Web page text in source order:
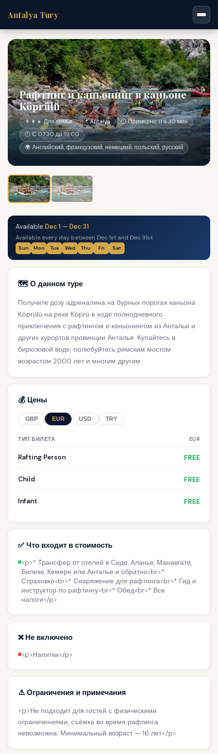
Antalya Tury
Рафтинг и каньонинг в каньоне
Köprülü
👨‍👩‍👧 Для семьи 📍 Antalya
⏱ Примерно 11 ч 30 мин
🕐 С 07:30 до 19:00
🌍 Английский, французский, немецкий, польский, русский
Available Dec 1 — Dec 31
Available every day between Dec 1st and Dec 31st
Sun Mon Tue Wed Thu Fri Sat
🗺️ О данном туре
Получите дозу адреналина на бурных порогах каньона
Köprülü на реке Köprü в ходе полнодневного
приключения с рафтингом и каньонингом из Антальи и
других курортов провинции Анталья. Купайтесь в
бирюзовой воде, полюбуйтесь римским мостом
возрастом 2000 лет и многим другим.
💰 Цены
GBP EUR USD TRY
ТИП БИЛЕТА EUR
Rafting Person FREE
Child FREE
Infant FREE
✅ Что входит в стоимость
<p>* Трансфер от отелей в Сиде, Аланье, Манавгате,
Белеке, Кемере или Анталье и обратно<br>*
Страховка<br>* Снаряжение для рафтинга<br>* Гид и
инструктор по рафтингу<br>* Обед<br>* Все
налоги</p>
❌ Не включено
<p>Напитки</p>
⚠️ Ограничения и примечания
<p>Не подходит для гостей с физическими
ограничениями, съёмка во время рафтинга
невозможна. Минимальный возраст — 16 лет</p>